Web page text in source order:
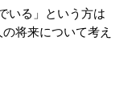
いる」という方は
将来について考え